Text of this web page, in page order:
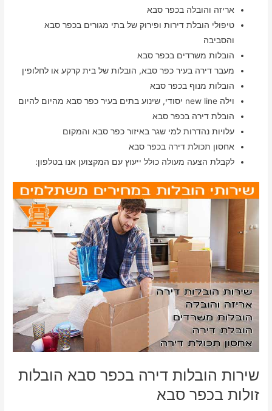
אריזה והובלה בכפר סבא
טיפולי הובלת דירות ופירוק של בתי מגורים בכפר סבא
והסביבה
הובלות משרדים בכפר סבא
מעבר דירה בעיר כפר סבא, הובלות של בית קרקע או לחלופין
הובלות מנוף בכפר סבא
וילה new line יסודי, שינוע בתים בעיר כפר סבא מהיום להיום
הובלת דירה בכפר סבא
עלויות נהדרות למי שגר באיזור כפר סבא והמקום
אחסון תכולת דירה בכפר סבא
לקבלת הצעה מעולה כולל ייעוץ עם המקצוען אנו בטלפון:
שירות הובלות דירה בכפר סבא הובלות
זולות בכפר סבא